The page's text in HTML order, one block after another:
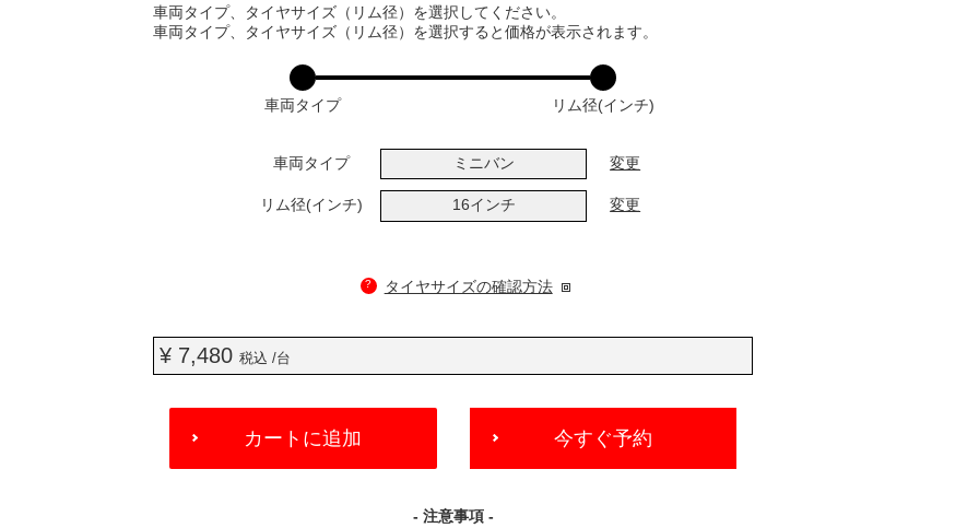
VARIATIONS
車両タイプ、タイヤサイズ（リム径）を選択してください。
車両タイプ、タイヤサイズ（リム径）を選択すると価格が表示されます。
車両タイプ リム径(インチ)
車両タイプ ミニバン 変更
リム径(インチ) 16インチ 変更
? タイヤサイズの確認方法
¥ 7,480税込 /台
ADD
CART
カートに追加 今すぐ予約
- 注意事項 -